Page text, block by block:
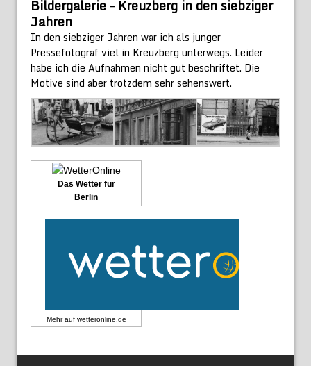
Bildergalerie – Kreuzberg in den siebziger
Jahren
In den siebziger Jahren war ich als junger
Pressefotograf viel in Kreuzberg unterwegs. Leider
habe ich die Aufnahmen nicht gut beschriftet. Die
Motive sind aber trotzdem sehr sehenswert.
Das Wetter für
Berlin
Mehr auf wetteronline.de